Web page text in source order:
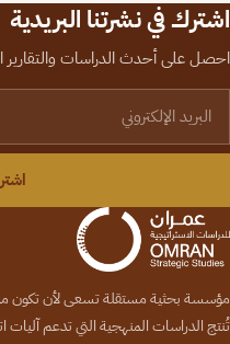
اشترك في نشرتنا البريدية
احصل على أحدث الدراسات والتقارير
مؤسسة بحثية مستقلة تسعى لأن تكون
تُنتج الدراسات المنهجية التي تدعم آليات